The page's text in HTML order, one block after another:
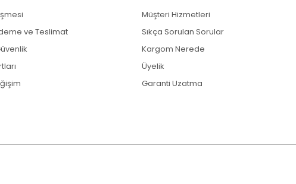
ve Teslimat
Müşteri Hizmetleri
Sıkça Sorulan Sorular
Kargom Nerede
Üyelik
Garanti Uzatma